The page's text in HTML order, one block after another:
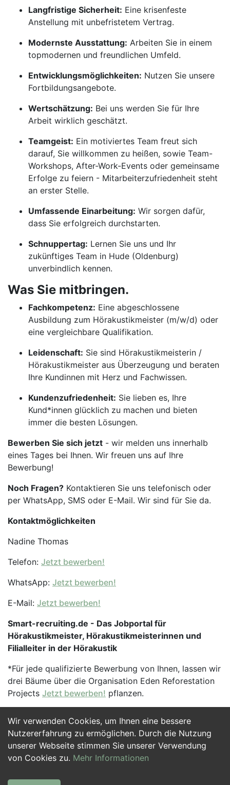
Wir verwenden Cookies, um Ihnen eine bessere
Nutzererfahrung zu ermöglichen. Durch die Nutzung
unserer Webseite stimmen Sie unserer Verwendung
von Cookies zu. Mehr Informationen
Langfristige Sicherheit: Eine krisenfeste
Anstellung mit unbefristetem Vertrag.
Modernste Ausstattung: Arbeiten Sie in einem
topmodernen und freundlichen Umfeld.
Entwicklungsmöglichkeiten: Nutzen Sie unsere
Fortbildungsangebote.
Wertschätzung: Bei uns werden Sie für Ihre
Arbeit wirklich geschätzt.
Teamgeist: Ein motiviertes Team freut sich
darauf, Sie willkommen zu heißen, sowie Team-
Workshops, After-Work-Events oder gemeinsame
Erfolge zu feiern - Mitarbeiterzufriedenheit steht
an erster Stelle.
Umfassende Einarbeitung: Wir sorgen dafür,
dass Sie erfolgreich durchstarten.
Schnuppertag: Lernen Sie uns und Ihr
zukünftiges Team in Hude (Oldenburg)
unverbindlich kennen.
Was Sie mitbringen.
Fachkompetenz: Eine abgeschlossene
Ausbildung zum Hörakustikmeister (m/w/d) oder
eine vergleichbare Qualifikation.
Leidenschaft: Sie sind Hörakustikmeisterin /
Hörakustikmeister aus Überzeugung und beraten
Ihre Kundinnen mit Herz und Fachwissen.
Kundenzufriedenheit: Sie lieben es, Ihre
Kund*innen glücklich zu machen und bieten
immer die besten Lösungen.
Bewerben Sie sich jetzt - wir melden uns innerhalb
eines Tages bei Ihnen. Wir freuen uns auf Ihre
Bewerbung!
Noch Fragen? Kontaktieren Sie uns telefonisch oder
per WhatsApp, SMS oder E-Mail. Wir sind für Sie da.
Kontaktmöglichkeiten
Nadine Thomas
Telefon: Jetzt bewerben!
WhatsApp: Jetzt bewerben!
E-Mail: Jetzt bewerben!
Smart-recruiting.de - Das Jobportal für
Hörakustikmeister, Hörakustikmeisterinnen und
Filialleiter in der Hörakustik
*Für jede qualifizierte Bewerbung von Ihnen, lassen wir
drei Bäume über die Organisation Eden Reforestation
Projects Jetzt bewerben! pflanzen.
Jetzt Bewerben